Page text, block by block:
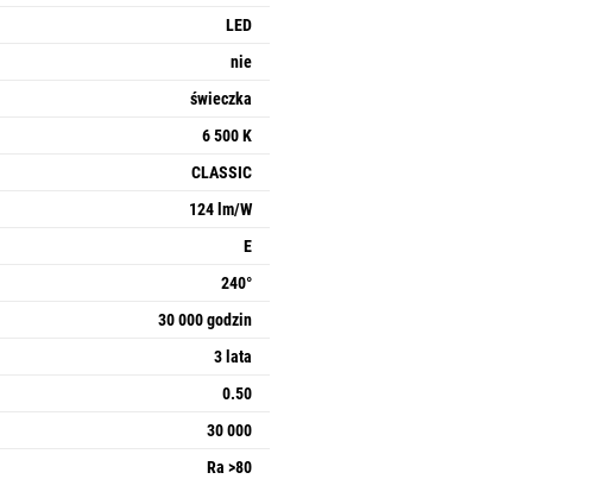
LED
nie
świeczka
6 500 K
CLASSIC
124 lm/W
E
240°
30 000 godzin
3 lata
0.50
30 000
Ra >80